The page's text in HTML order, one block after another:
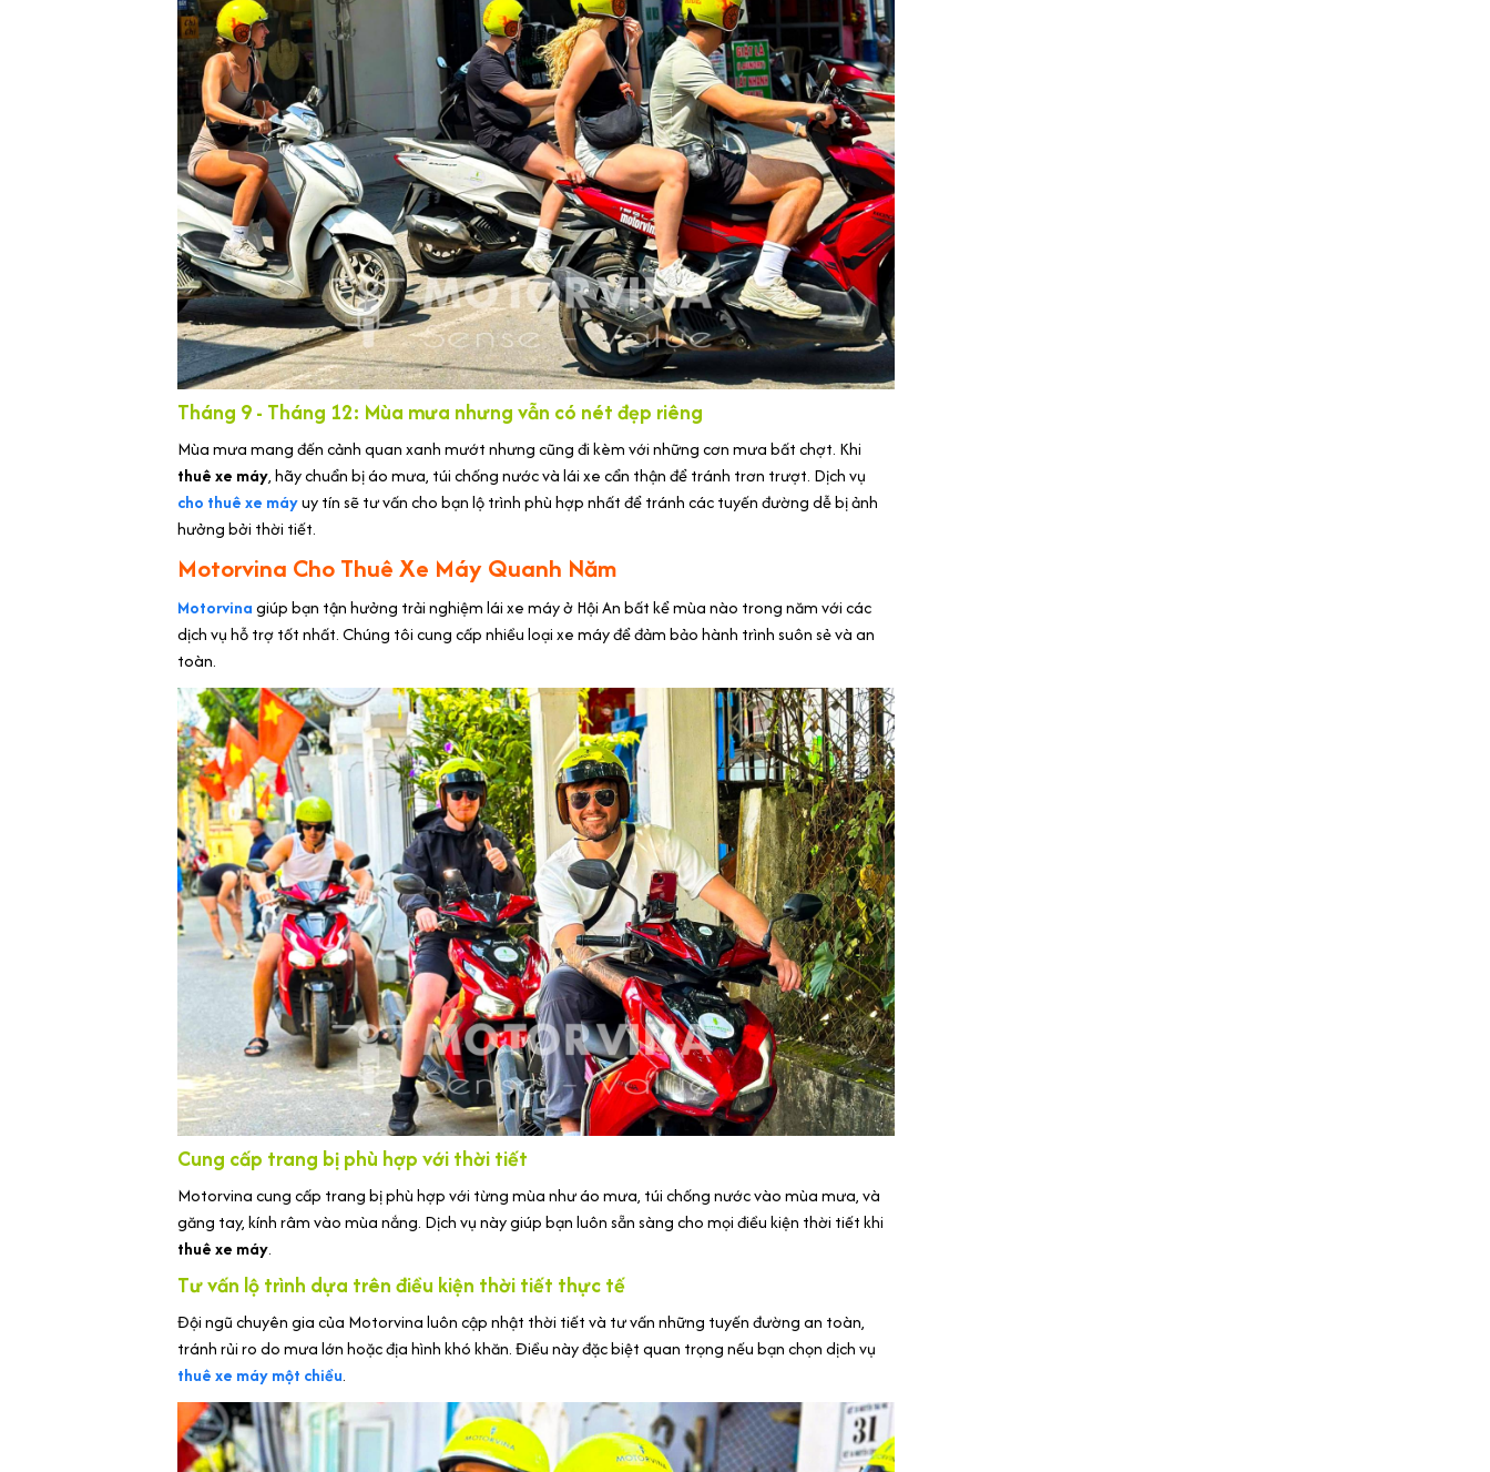
Tháng 9 - Tháng 12: Mùa mưa nhưng vẫn có nét đẹp riêng
Mùa mưa mang đến cảnh quan xanh mướt nhưng cũng đi kèm với những cơn mưa bất chợt. Khi
thuê xe máy, hãy chuẩn bị áo mưa, túi chống nước và lái xe cẩn thận để tránh trơn trượt. Dịch vụ
cho thuê xe máyuy tín sẽ tư vấn cho bạn lộ trình phù hợp nhất để tránh các tuyến đường dễ bị ảnh
hưởng bởi thời tiết.
Motorvina Cho Thuê Xe Máy Quanh Năm
Motorvinagiúp bạn tận hưởng trải nghiệm lái xe máy ở Hội An bất kể mùa nào trong năm với các
dịch vụ hỗ trợ tốt nhất. Chúng tôi cung cấp nhiều loại xe máy để đảm bảo hành trình suôn sẻ và an
toàn.
Cung cấp trang bị phù hợp với thời tiết
Motorvina cung cấp trang bị phù hợp với từng mùa như áo mưa, túi chống nước vào mùa mưa, và
găng tay, kính râm vào mùa nắng. Dịch vụ này giúp bạn luôn sẵn sàng cho mọi điều kiện thời tiết khi
thuê xe máy.
Tư vấn lộ trình dựa trên điều kiện thời tiết thực tế
Đội ngũ chuyên gia của Motorvina luôn cập nhật thời tiết và tư vấn những tuyến đường an toàn,
tránh rủi ro do mưa lớn hoặc địa hình khó khăn. Điều này đặc biệt quan trọng nếu bạn chọn dịch vụ
thuê xe máy một chiều.